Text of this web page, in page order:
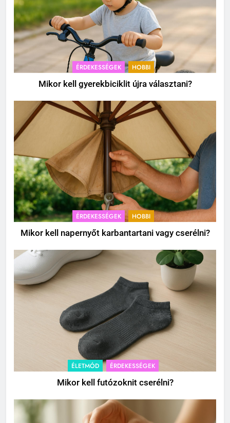
ÉRDEKESSÉGEK HOBBI
Mikor kell gyerekbiciklit újra választani?
ÉRDEKESSÉGEK HOBBI
Mikor kell napernyőt karbantartani vagy cserélni?
ÉLETMÓD ÉRDEKESSÉGEK
Mikor kell futózoknit cserélni?